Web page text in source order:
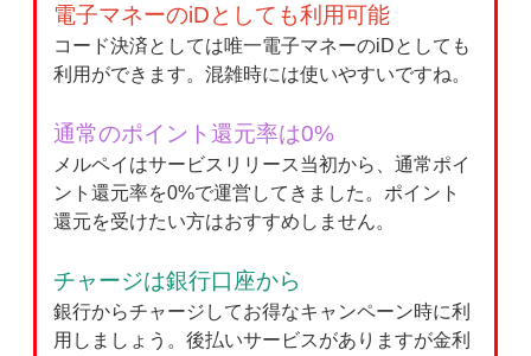
電子マネーのiDとしても利用可能
コード決済としては唯一電子マネーのiDとしても
利用ができます。混雑時には使いやすいですね。
通常のポイント還元率は0%
メルペイはサービスリリース当初から、通常ポイ
ント還元率を0%で運営してきました。ポイント
還元を受けたい方はおすすめしません。
チャージは銀行口座から
銀行からチャージしてお得なキャンペーン時に利
用しましょう。後払いサービスがありますが金利